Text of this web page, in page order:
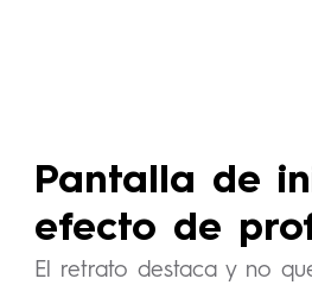
Pantalla de
efecto de
El retrato destaca y no